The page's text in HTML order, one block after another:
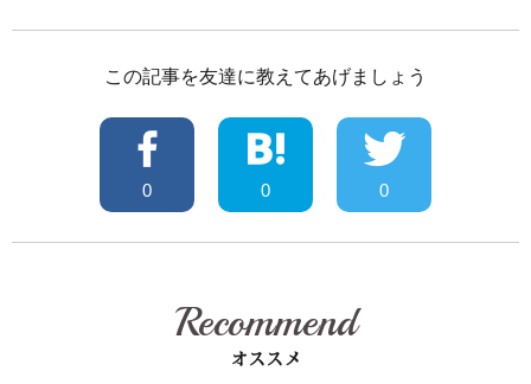
この記事を友達に教えてあげましょう
0 0 0
Recommend
オススメ